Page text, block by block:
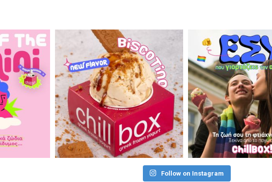
Follow on Instagram